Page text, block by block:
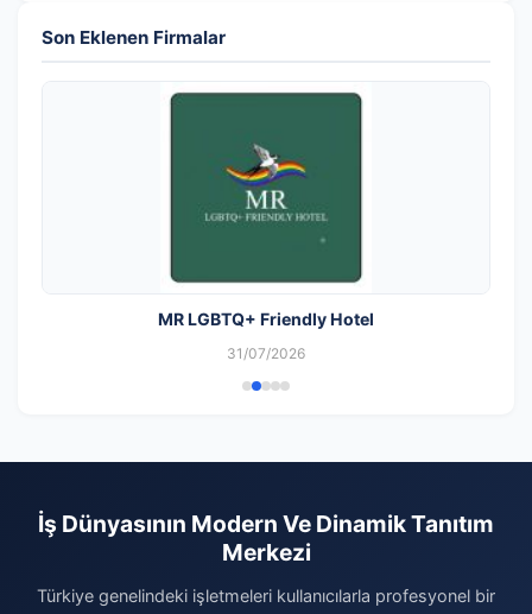
Son Eklenen Firmalar
MR LGBTQ+ Friendly Hotel
31/07/2026
İş Dünyasının Modern Ve Dinamik Tanıtım
Merkezi
Türkiye genelindeki işletmeleri kullanıcılarla profesyonel bir